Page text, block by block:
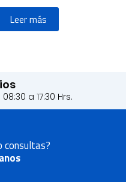
Leer más
a 17:30 Hrs.
consultas?